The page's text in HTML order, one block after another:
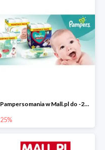
Pampersomania w Mall.pl do -25%
25%